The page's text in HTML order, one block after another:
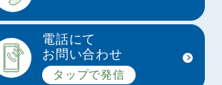
電話にて
お問い合わせ
タップで発信